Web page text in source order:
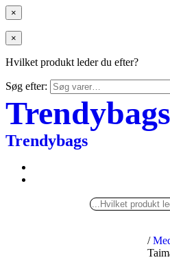
×
×
Hvilket produkt leder du efter?
Søg efter:
Trendybags
Trendybags
/